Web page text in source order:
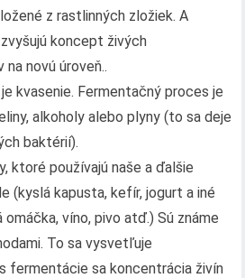
z rastlinných zložiek. A
koncept živých
novú úroveň..
kvasenie. Fermentačný proces je
alkoholy alebo plyny (to sa deje
baktérií).
ktoré používajú naše a ďalšie
(kyslá kapusta, kefír, jogurt a iné
víno, pivo atď.) Sú známe
To sa vysvetľuje
fermentácie sa koncentrácia živín